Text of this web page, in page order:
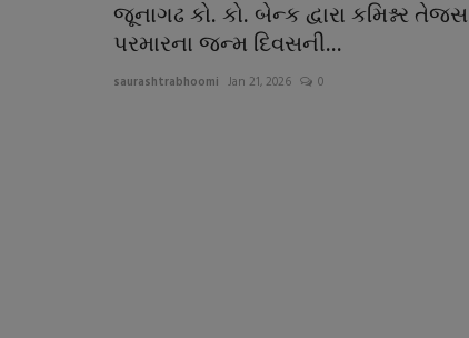
જૂનાગઢ કો. કો. બેન્ક દ્વારા કમિશ્નર તેજસ
પરમારના જન્મ દિવસની...
saurashtrabhoomi Jan 21, 2026 0